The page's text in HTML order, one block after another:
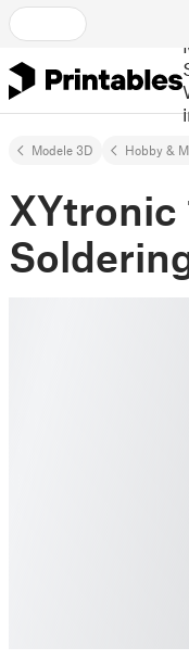
Modele 3D Hobby &
XYtronic